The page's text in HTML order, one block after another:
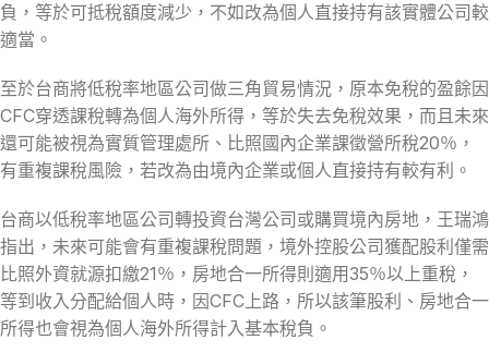
負，等於可抵稅額度減少，不如改為個人直接持有該實體公司較
適當。
至於台商將低稅率地區公司做三角貿易情況，原本免稅的盈餘因
CFC穿透課稅轉為個人海外所得，等於失去免稅效果，而且未來
還可能被視為實質管理處所、比照國內企業課徵營所稅20％，
有重複課稅風險，若改為由境內企業或個人直接持有較有利。
台商以低稅率地區公司轉投資台灣公司或購買境內房地，王瑞鴻
指出，未來可能會有重複課稅問題，境外控股公司獲配股利僅需
比照外資就源扣繳21％，房地合一所得則適用35％以上重稅，
等到收入分配給個人時，因CFC上路，所以該筆股利、房地合一
所得也會視為個人海外所得計入基本稅負。